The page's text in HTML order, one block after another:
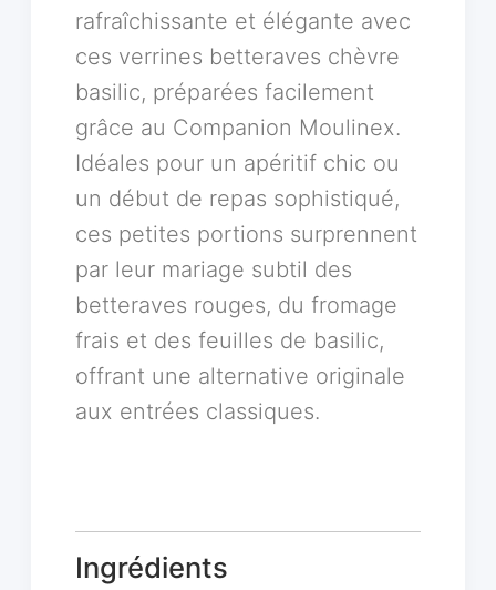
rafraîchissante et élégante avec
ces verrines betteraves chèvre
basilic, préparées facilement
grâce au Companion Moulinex.
Idéales pour un apéritif chic ou
un début de repas sophistiqué,
ces petites portions surprennent
par leur mariage subtil des
betteraves rouges, du fromage
frais et des feuilles de basilic,
offrant une alternative originale
aux entrées classiques.
Ingrédients